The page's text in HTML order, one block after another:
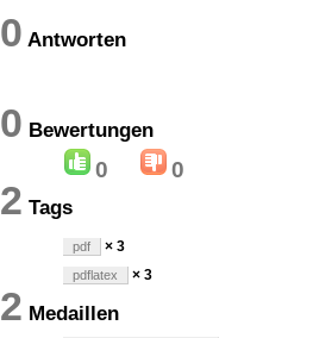
0 Antworten
0 Bewertungen
0 0
2 Tags
pdf × 3
pdflatex × 3
2 Medaillen